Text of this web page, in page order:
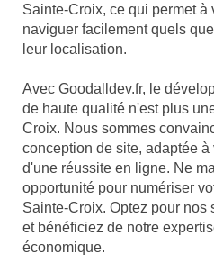
Sainte-Croix, ce qui permet à
naviguer facilement quels
leur localisation.
Avec Goodalldev.fr, le
de haute qualité n'est plus
Croix. Nous sommes
conception de site, adaptée
d'une réussite en ligne. Ne
opportunité pour numériser
Sainte-Croix. Optez pour nos
et bénéficiez de notre
économique.